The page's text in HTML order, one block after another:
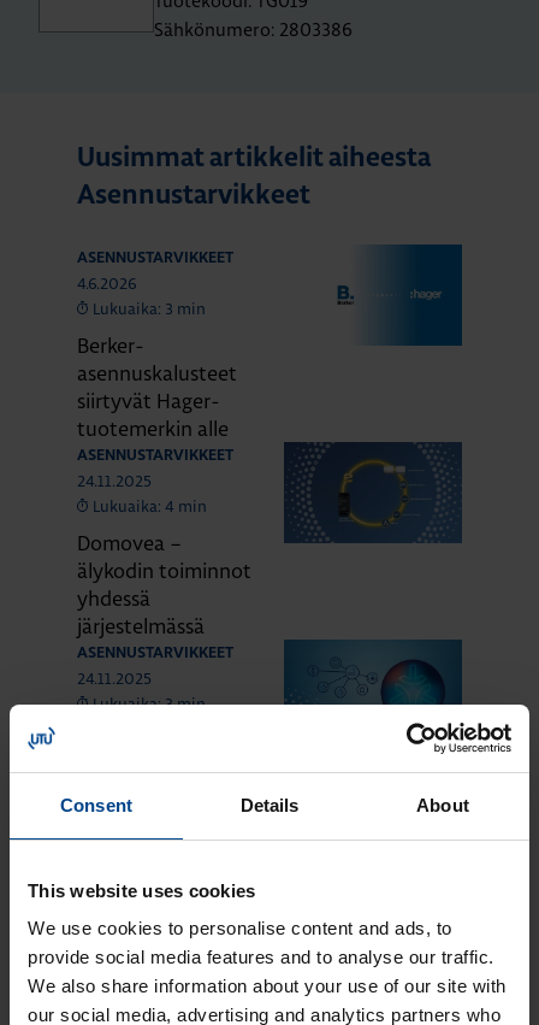
Consent Details About
This website uses cookies
We use cookies to personalise content and ads, to
provide social media features and to analyse our traffic.
We also share information about your use of our site with
our social media, advertising and analytics partners who
Sähkönumero: 2803386
Uusimmat artikkelit aiheesta
Asennustarvikkeet
ASENNUSTARVIKKEET
4.6.2026
Lukuaika: 3 min
Berker-
asennuskalusteet
siirtyvät Hager-
tuotemerkin alle
ASENNUSTARVIKKEET
24.11.2025
Lukuaika: 4 min
Domovea –
älykodin toiminnot
yhdessä
järjestelmässä
ASENNUSTARVIKKEET
24.11.2025
Lukuaika: 3 min
älykotistandardi
Lukuaika: 3 min
Uuden sukupolven
korvaa domovea
V1:n